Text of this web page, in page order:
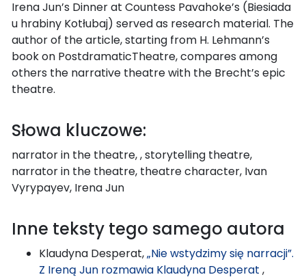
Irena Jun’s Dinner at Countess Pavahoke’s (Biesiada
u hrabiny Kotłubaj) served as research material. The
author of the article, starting from H. Lehmann’s
book on PostdramaticTheatre, compares among
others the narrative theatre with the Brecht’s epic
theatre.
Słowa kluczowe:
narrator in the theatre, , storytelling theatre,
narrator in the theatre, theatre character, Ivan
Vyrypayev, Irena Jun
Inne teksty tego samego autora
Klaudyna Desperat,„Nie wstydzimy się narracji”.
Z Ireną Jun rozmawia Klaudyna Desperat ,